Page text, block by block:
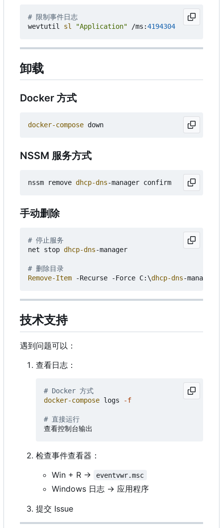
# 限制事件日志
wevtutil
sl "Application" /ms :4194304
卸载
Docker 方式
docker-compose down
NSSM 服务方式
nssm remove dhcp-dns-manager confirm
手动删除
# 停止服务
net
stop dhcp-dns-manager
# 删除目录
Remove-Item
-Recurse -Force C: \dhcp-dns-manager
技术支持
遇到问题可以：
查看日志：
# Docker 方式
docker-compose logs -f
# 直接运行
查看控制台输出
检查事件查看器：
Win + R →
eventvwr.msc
Windows 日志 → 应用程序
提交 Issue